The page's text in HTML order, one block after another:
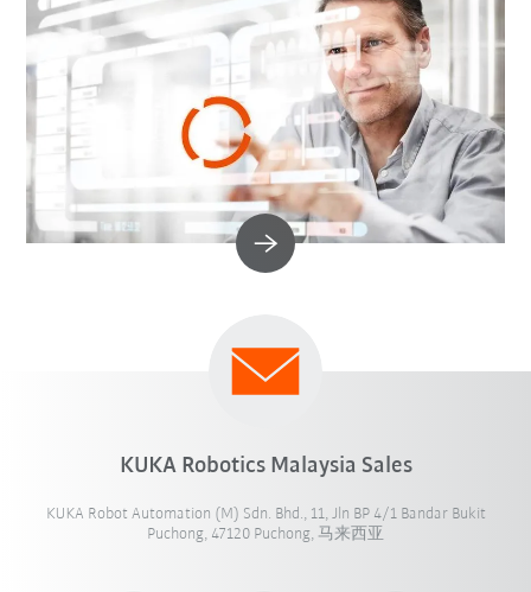
KUKA Robotics Malaysia Sales
KUKA Robot Automation (M) Sdn. Bhd., 11, Jln BP 4/1 Bandar Bukit
Puchong, 47120 Puchong, 马来西亚